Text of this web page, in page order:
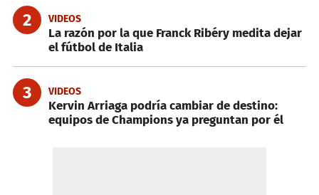
2 VIDEOS
La razón por la que Franck Ribéry medita dejar
el fútbol de Italia
3 VIDEOS
Kervin Arriaga podría cambiar de destino:
equipos de Champions ya preguntan por él